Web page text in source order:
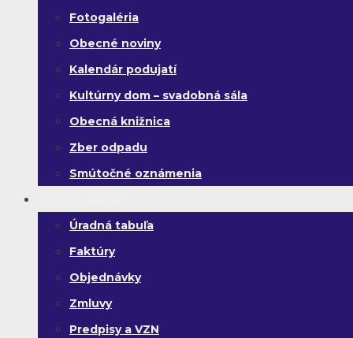
Fotogaléria
Obecné noviny
Kalendár podujatí
Kultúrny dom – svadobná sála
Obecná knižnica
Zber odpadu
Smútočné oznámenia
Úradná tabuľa
Faktúry
Objednávky
Zmluvy
Predpisy a VZN